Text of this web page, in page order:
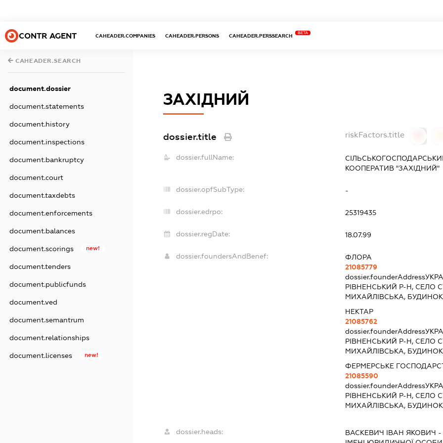
CONTR AGENT CAHEADER.COMPANIES CAHEADER.PERSONS CAHEADER.PERSSEARCH
BETA
CAHEADER.SEARCH
document.dossier
document.statements
document.history
document.inspections
document.bankruptcy
document.court
document.taxdebts
document.enforcements
document.balances
document.scorings new!
document.tenders
document.publicfunds
document.ved
document.semantrum
document.relationships
document.licenses new!
ЗАХІДНИЙ
dossier.title riskFactors.title
dossier.fullName:
КООПЕРАТИВ "ЗАХІДНИЙ"
dossier.opfSubType: -
dossier.edrpo: 25319435
dossier.regDate: 18.07.99
dossier.foundersAndBenef:
ФЛОРА
21085779
dossier.founderAddress
РІВНЕНСЬКИЙ Р-Н, СЕЛО
МИХАЙЛІВСЬКА, БУДИНОК
НЕКТАР
21085762
dossier.founderAddress
РІВНЕНСЬКИЙ Р-Н, СЕЛО
МИХАЙЛІВСЬКА, БУДИНОК
ФЕРМЕРСЬКЕ
21085590
dossier.founderAddress
РІВНЕНСЬКИЙ Р-Н, СЕЛО
МИХАЙЛІВСЬКА, БУДИНОК
dossier.heads: ВАСКЕВИЧ ІВАН ЯКОВИЧ